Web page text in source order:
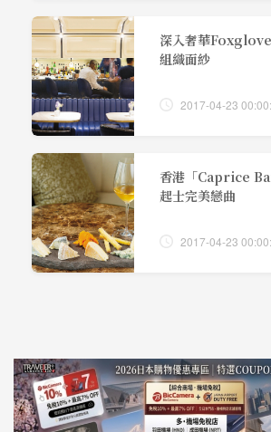
深入奢華
組織面紗
2017-04-23
香港「Caprice
起士完美戀曲
2017-04-23